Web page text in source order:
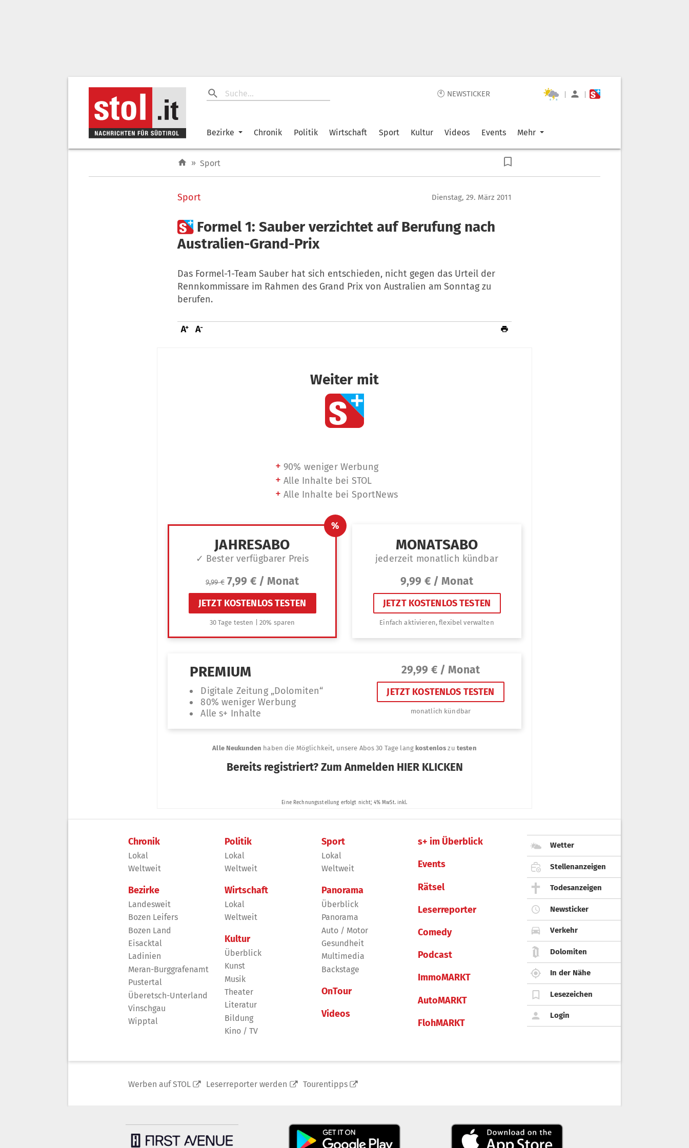
🕙 NEWSTICKER | |
Bezirke Chronik Politik Wirtschaft Sport Kultur Videos Events Mehr
» Sport
Sport Dienstag, 29. März 2011
 Formel 1: Sauber verzichtet auf Berufung nach
Australien-Grand-Prix
Das Formel-1-Team Sauber hat sich entschieden, nicht gegen das Urteil der
Rennkommissare im Rahmen des Grand Prix von Australien am Sonntag zu
berufen.
Chronik
Lokal
Weltweit
Bezirke
Landesweit
Bozen Leifers
Bozen Land
Eisacktal
Ladinien
Meran-Burggrafenamt
Pustertal
Überetsch-Unterland
Vinschgau
Wipptal
Politik
Lokal
Weltweit
Wirtschaft
Lokal
Weltweit
Kultur
Überblick
Kunst
Musik
Theater
Literatur
Bildung
Kino / TV
Sport
Lokal
Weltweit
Panorama
Überblick
Panorama
Auto / Motor
Gesundheit
Multimedia
Backstage
OnTour
Videos
s+ im Überblick
Events
Rätsel
Leserreporter
Comedy
Podcast
ImmoMARKT
AutoMARKT
FlohMARKT
Wetter
Stellenanzeigen
Todesanzeigen
Newsticker
Verkehr
Dolomiten
In der Nähe
Lesezeichen
Login
Werben auf STOL Leserreporter werden Tourentipps